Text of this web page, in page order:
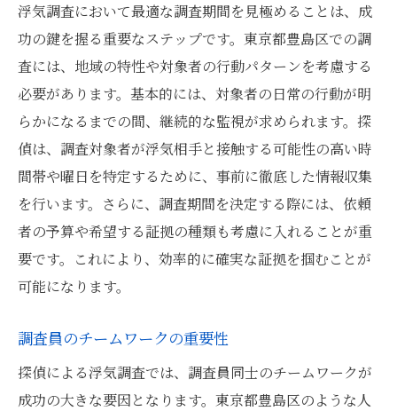
浮気調査において最適な調査期間を見極めることは、成
功の鍵を握る重要なステップです。東京都豊島区での調
査には、地域の特性や対象者の行動パターンを考慮する
必要があります。基本的には、対象者の日常の行動が明
らかになるまでの間、継続的な監視が求められます。探
偵は、調査対象者が浮気相手と接触する可能性の高い時
間帯や曜日を特定するために、事前に徹底した情報収集
を行います。さらに、調査期間を決定する際には、依頼
者の予算や希望する証拠の種類も考慮に入れることが重
要です。これにより、効率的に確実な証拠を掴むことが
可能になります。
調査員のチームワークの重要性
探偵による浮気調査では、調査員同士のチームワークが
成功の大きな要因となります。東京都豊島区のような人